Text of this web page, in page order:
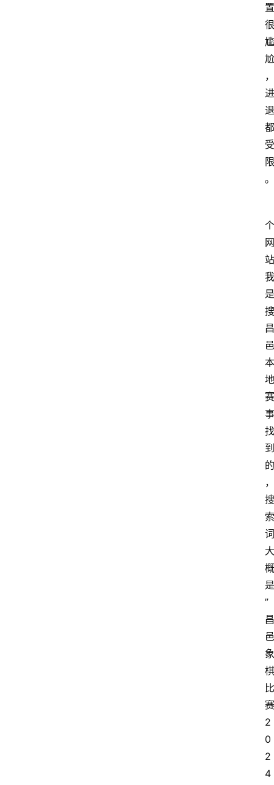
置
很
尴
尬
，
进
退
都
受
限
。
个
网
站
我
是
搜
昌
邑
本
地
赛
事
找
到
的
，
搜
索
词
大
概
是
”
昌
邑
象
棋
比
赛
2
0
2
4